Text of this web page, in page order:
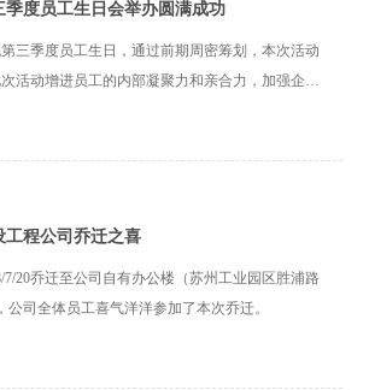
季度员工生日会举办圆满成功
三季度员工生日，通过前期周密筹划，本次活动
活动增进员工的内部凝聚力和亲合力，加强企业
程公司乔迁之喜
7/20乔迁至公司自有办公楼（苏州工业园区胜浦路
公司全体员工喜气洋洋参加了本次乔迁。